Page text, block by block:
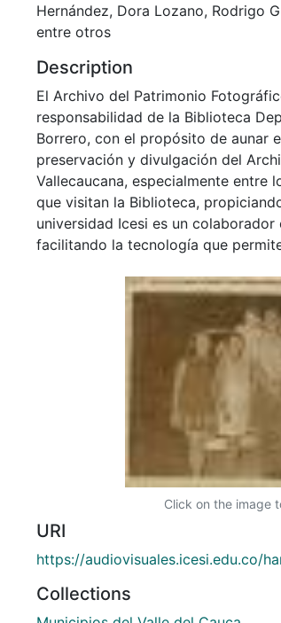
Hernández, Dora Lozano, Rodrigo
entre otros
Description
El Archivo del Patrimonio
responsabilidad de la Biblioteca
Borrero, con el propósito de aunar
preservación y divulgación del
Vallecaucana, especialmente entre
que visitan la Biblioteca,
universidad Icesi es un
facilitando la tecnología que
Click on the image
URI
https://audiovisuales.icesi.edu.co/
Collections